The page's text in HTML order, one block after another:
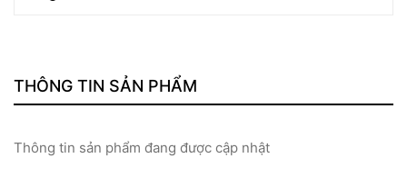
THÔNG TIN SẢN PHẨM
Thông tin sản phẩm đang được cập nhật